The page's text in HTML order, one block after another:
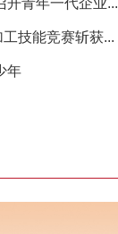
青年一代企业...
技能竞赛斩获...
年